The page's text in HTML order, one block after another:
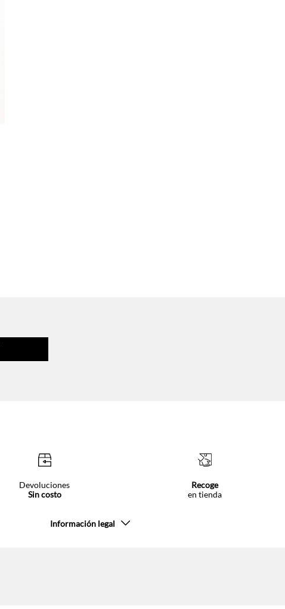
Devoluciones
Sin costo
Recoge
en tienda
Información legal